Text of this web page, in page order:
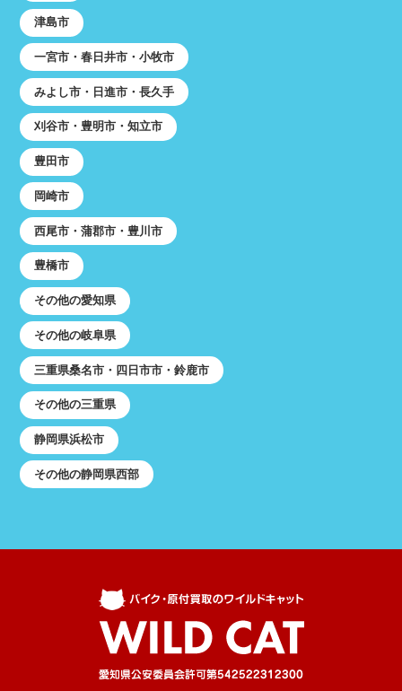
津島市
一宮市・春日井市・小牧市
みよし市・日進市・長久手
刈谷市・豊明市・知立市
豊田市
岡崎市
西尾市・蒲郡市・豊川市
豊橋市
その他の愛知県
その他の岐阜県
三重県桑名市・四日市市・鈴鹿市
その他の三重県
静岡県浜松市
その他の静岡県西部